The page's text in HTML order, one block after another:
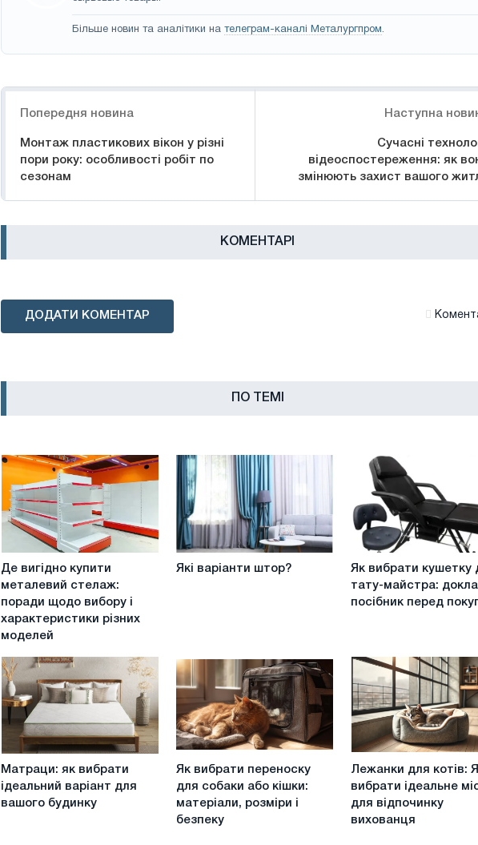
Більше новин та аналітики на телеграм-каналі Металургпром.
Попередня новина
Монтаж пластикових вікон у різні
пори року: особливості робіт по
сезонам
Наступна
Сучасні
відеоспостереження: як
змінюють захист вашого
КОМЕНТАРІ
ДОДАТИ КОМЕНТАР
ПО ТЕМІ
вигідно
металевий
стелаж:
поради
щодо
вибору
і
характеристики
різних
моделей
Де вигідно купити
металевий стелаж:
поради щодо вибору і
характеристики різних
моделей
варіанти
Які варіанти штор?
вибрати
кушетку
докладний
посібник
перед
покупкою
Як вибрати кушетку
тату-майстра:
посібник перед
Матраци:
як
вибрати
Матраци: як вибрати
ідеальний варіант для
вашого будинку
Як
вибрати
переноску
для
Як вибрати переноску
для собаки або кішки:
матеріали, розміри і
безпеку
Лежанки
для
котів:
Як
Лежанки для котів:
вибрати ідеальне
для відпочинку
вихованця